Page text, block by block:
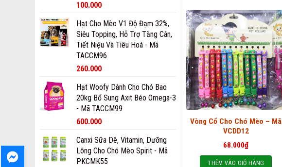
100.000
Hạt Cho Mèo V1 Độ Đạm 32%,
Siêu Topping, Hỗ Trợ Tăng Cân,
Tiết Niệu Và Tiêu Hoá - Mã
TACCM96
260.000
Hạt Woofy Dành Cho Chó Bao
20kg Bổ Sung Axit Béo Omega-3
- Mã TACCM99
600.000
Canxi Sữa Dê, Vitamin, Dưỡng
Lông Cho Chó Mèo Spirit - Mã
PKCMK55
Vòng Cổ Cho Chó Mèo – Mã
VCDD12
68.000₫
THÊM VÀO GIỎ HÀNG